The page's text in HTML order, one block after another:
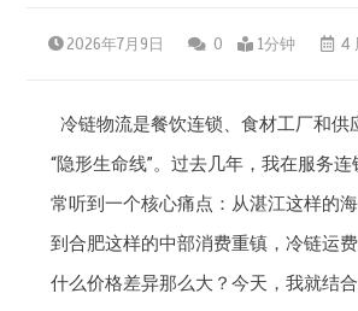
2026年7月9日 0 1分钟 4
冷链物流是餐饮连锁、食材工厂和供
“隐形生命线”。过去几年，我在服务连
常听到一个核心痛点：从湛江这样的
到合肥这样的中部消费重镇，冷链运
什么价格差异那么大？今天，我就结